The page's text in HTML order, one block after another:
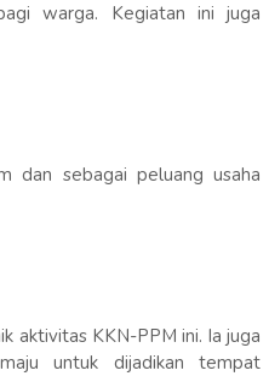
warga. Kegiatan ini juga
dan sebagai peluang usaha
aktivitas KKN-PPM ini. Ia juga
untuk dijadikan tempat